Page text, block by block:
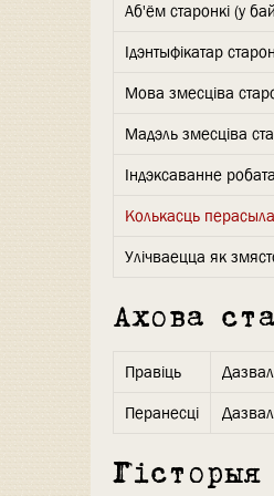
Аб'ём старонкі (у
Ідэнтыфікатар
Мова змесціва
Мадэль змесціва
Індэксаванне
Колькасць
Улічваецца як
Ахова
Правіць
Перанесці
Гісторыя